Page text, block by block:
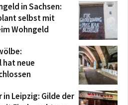
in Sachsen:
selbst mit
Wohngeld
neue
Leipzig: Gilde der